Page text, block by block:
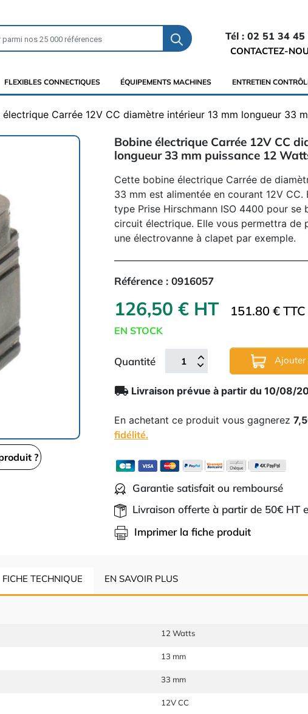
Tél : 02 51 34 45
CONTACTEZ-
FLEXIBLES CONNECTIQUES ÉQUIPEMENTS MACHINES ENTRETIEN
électrique Carrée 12V CC diamètre intérieur 13 mm longueur 33
?
Bobine électrique Carrée 12V CC
longueur 33 mm puissance 12
Cette bobine électrique Carrée de
33 mm est alimentée en courant 12V
type Prise Hirschmann ISO 4400 pour
circuit électrique. Elle vous permettra de
une électrovanne à clapet par exemple.
Référence : 0916057
126,50 € HT 151.80 € TTC
EN STOCK
Quantité Ajouter
local_shipping Livraison prévue à partir du 10/08/
En achetant ce produit vous gagnerez
fidélité.
Garantie satisfait ou remboursé
Livraison offerte à partir de 50€ HT
Imprimer la fiche produit
FICHE TECHNIQUE EN SAVOIR PLUS
12 Watts
13 mm
33 mm
12V CC